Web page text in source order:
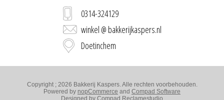
0314-324129
winkel @ bakkerijkaspers.nl
Doetinchem
Copyright ; 2026 Bakkerij Kaspers. Alle rechten voorbehouden.
Powered by nopCommerce and Compad Software
Designed by Compad Reclamestudio